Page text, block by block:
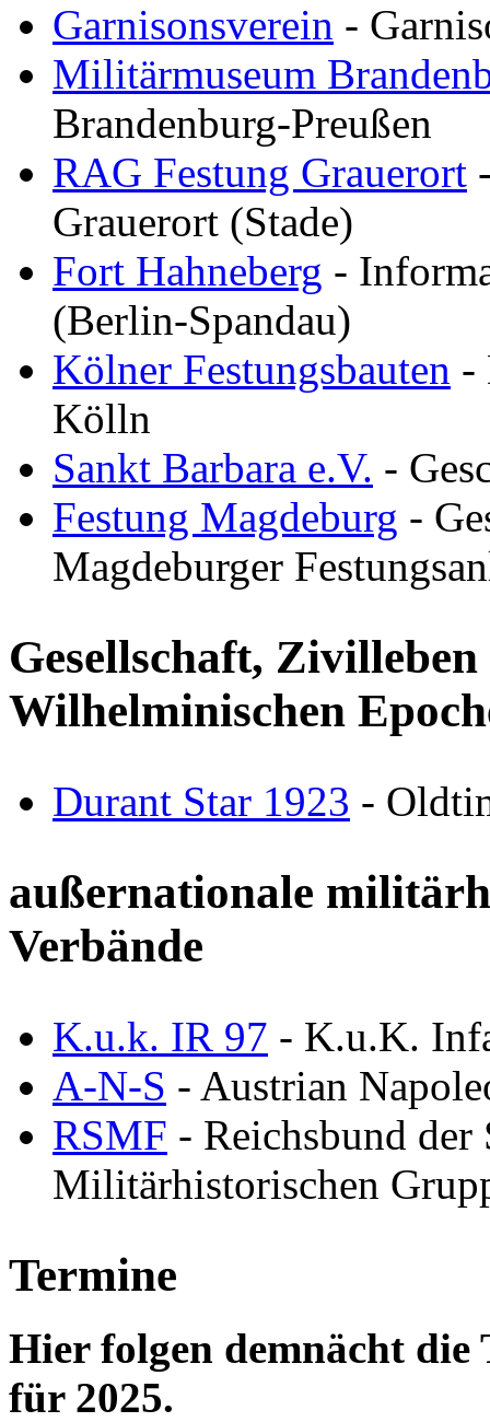
Garnisonsverein -
Militärmuseum
Brandenburg-Preußen
RAG Festung Grauerort
Grauerort (Stade)
Fort Hahneberg -
(Berlin-Spandau)
Kölner Festungsbauten -
Kölln
Sankt Barbara e.V. -
Festung Magdeburg -
Magdeburger
Gesellschaft,
Wilhelminischen
Durant Star 1923 -
außernationale
Verbände
K.u.k. IR 97 - K.u.K.
A-N-S - Austrian
RSMF - Reichsbund der
Militärhistorischen
Termine
Hier folgen demnächt
für 2025.